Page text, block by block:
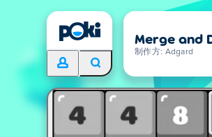
Merge and
制作方: Adgard